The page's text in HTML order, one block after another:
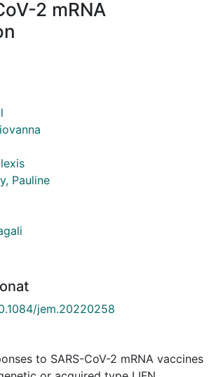
2 mRNA
Pauline
jem.20220258
to SARS-CoV-2 mRNA vaccines